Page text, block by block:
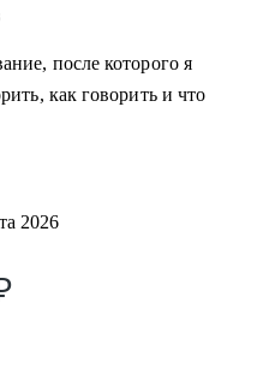
после которого я
как говорить и что
2026